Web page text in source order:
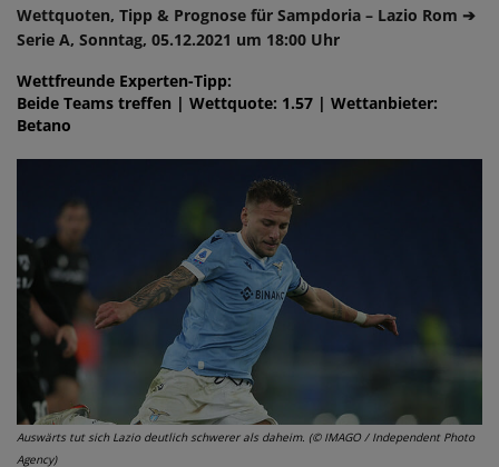
Wettquoten, Tipp & Prognose für Sampdoria – Lazio Rom ➔
Serie A, Sonntag, 05.12.2021 um 18:00 Uhr
Wettfreunde Experten-Tipp:
Beide Teams treffen | Wettquote: 1.57 | Wettanbieter:
Betano
Auswärts tut sich Lazio deutlich schwerer als daheim. (© IMAGO / Independent Photo
Agency)